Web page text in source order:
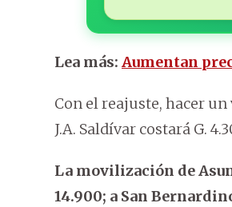
Lea más: Aumentan
Con el reajuste, hacer
J.A. Saldívar costará G.
La movilización de
14.900; a San